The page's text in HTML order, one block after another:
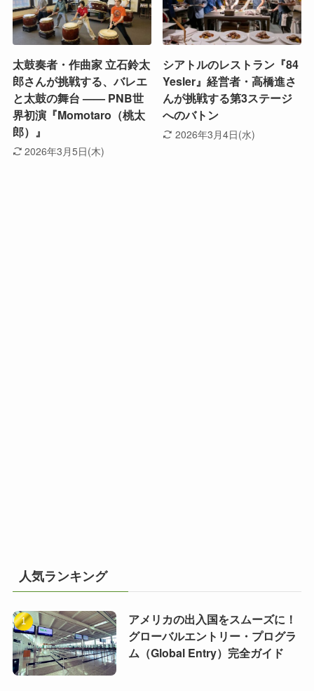
太鼓奏者・作曲家 立石鈴太
郎さんが挑戦する、バレエ
と太鼓の舞台 —— PNB世
界初演『Momotaro（桃太
郎）』
2026年3月5日(木)
シアトルのレストラン『84
Yesler』経営者・高橋進さ
んが挑戦する第3ステージ
へのバトン
2026年3月4日(水)
人気ランキング
アメリカの出入国をスムーズに！
グローバルエントリー・プログラ
ム（Global Entry）完全ガイド